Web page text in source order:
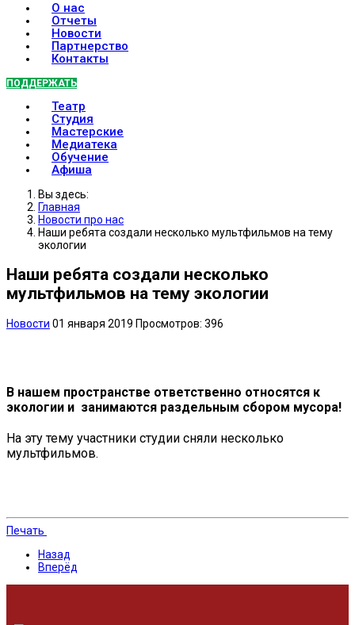
О нас
Отчеты
Новости
Партнерство
Контакты
ПОДДЕРЖАТЬ
Театр
Студия
Мастерские
Медиатека
Обучение
Афиша
Вы здесь:
Главная
Новости про нас
Наши ребята создали несколько мультфильмов на тему
экологии
Наши ребята создали несколько
мультфильмов на тему экологии
Новости 01 января 2019 Просмотров: 396
В нашем пространстве ответственно относятся к
экологии и занимаются раздельным сбором мусора!
На эту тему участники студии сняли несколько
мультфильмов.
Печать
Назад
Вперёд